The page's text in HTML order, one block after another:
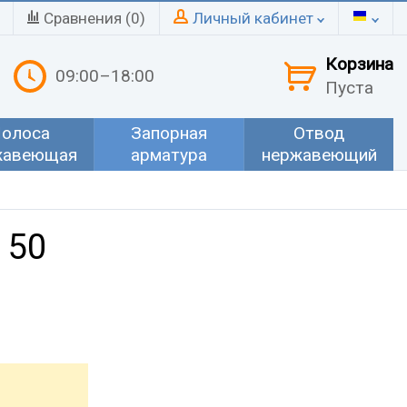
Сравнения (0) Личный кабинет
09:00–18:00
Корзина
Пуста
Запорная
арматура
Отвод
нержавеющий